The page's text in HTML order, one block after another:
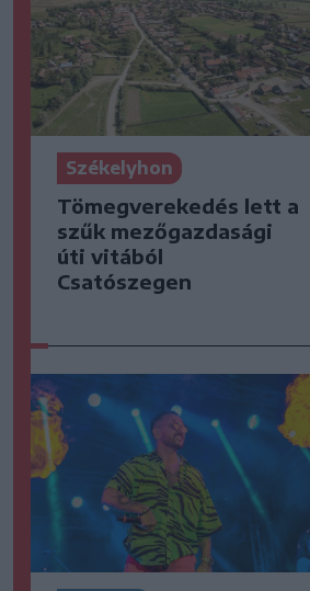
Székelyhon
Tömegverekedés lett a
szűk mezőgazdasági
úti vitából
Csatószegen